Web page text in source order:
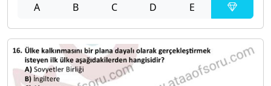
A B C D E